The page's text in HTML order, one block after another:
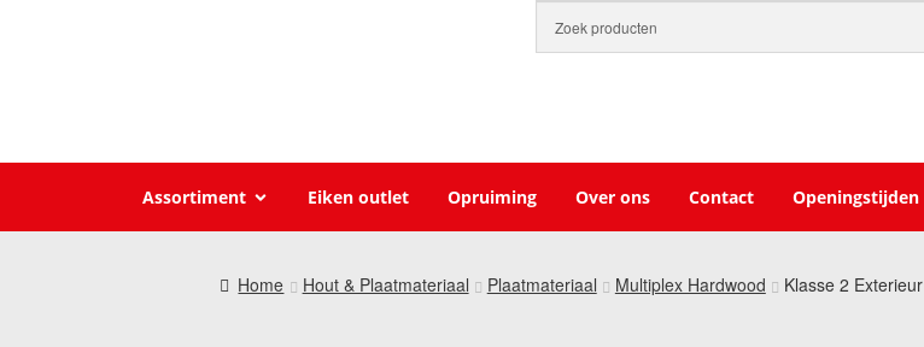
Assortiment Eiken outlet Opruiming Over ons Contact Openingstijden
Home Hout & Plaatmateriaal Plaatmateriaal Multiplex Hardwood Klasse 2 Exterieur